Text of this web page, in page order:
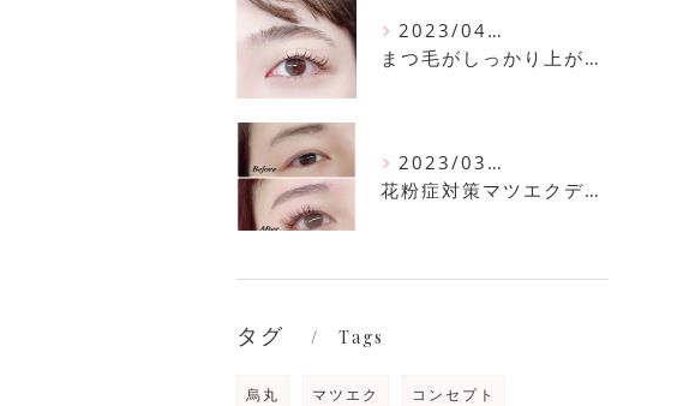
2023/04/11
まつ毛がしっかり上がるまつ毛パーマ
2023/03/30
花粉症対策マツエクデザイン
タグ Tags
烏丸 マツエク コンセプト